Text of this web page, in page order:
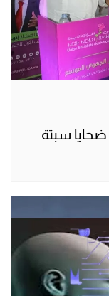
سبتة